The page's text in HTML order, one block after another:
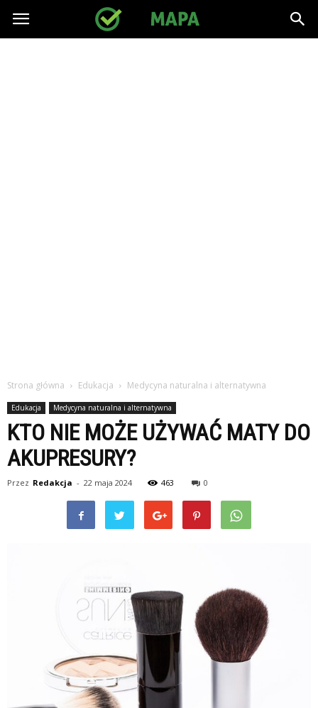
gpmapa.pl
Strona główna Edukacja Medycyna naturalna i alternatywna
Edukacja Medycyna naturalna i alternatywna
KTO NIE MOŻE UŻYWAĆ MATY DO
AKUPRESURY?
Przez Redakcja - 22 maja 2024 463 0